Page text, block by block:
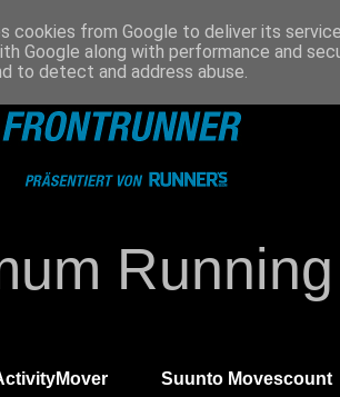
Suunto Movescount
cookies from Google to deliver its
Google along with performance and
to detect and address abuse.